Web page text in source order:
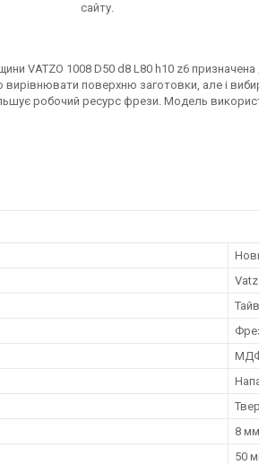
сайту.
VATZO 1008 D50 d8 L80 h10 z6
вирівнювати поверхню заготовки, але і
робочий ресурс фрези. Модель
8 мм
50